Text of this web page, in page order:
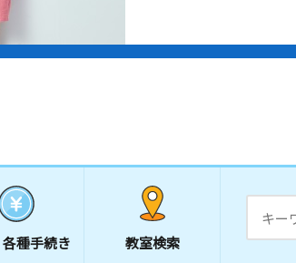
各種手続き 教室検索